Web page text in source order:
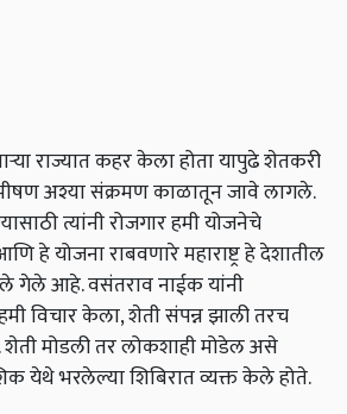
राज्यात कहर केला होता यापुढे शेतकरी
अश्या संक्रमण काळातून जावे लागले.
त्यांनी रोजगार हमी योजनेचे
योजना राबवणारे महाराष्ट्र हे देशातील
गेले आहे. वसंतराव नाईक यांनी
विचार केला, शेती संपन्न झाली तरच
शेती मोडली तर लोकशाही मोडेल असे
येथे भरलेल्या शिबिरात व्यक्त केले होते.